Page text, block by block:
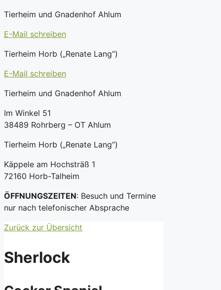
Tierheim und Gnadenhof Ahlum
E-Mail schreiben
Tierheim Horb („Renate Lang“)
E-Mail schreiben
Tierheim und Gnadenhof Ahlum
Im Winkel 51
38489 Rohrberg – OT Ahlum
Tierheim Horb („Renate Lang“)
Käppele am Hochsträß 1
72160 Horb-Talheim
ÖFFNUNGSZEITEN: Besuch und Termine
nur nach telefonischer Absprache
Zurück zur Übersicht
Sherlock